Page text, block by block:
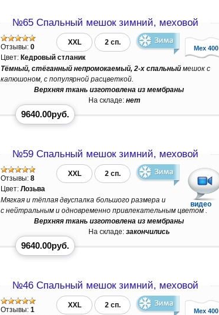
Мех 400
№65 Спальный мешок зимний, меховой
Отзывы: 0
XXL
2 сп.
Цвет: Кедровый стланик
Тёмный, стёганный непромокаемый, 2-х спальный мешок с
капюшоном, с популярной расцветкой.
Верхняя ткань изготовлена из мембраны
На складе: нет
9640.00руб.
видео
№59 Спальный мешок зимний, меховой
Отзывы: 8
XXL
2 сп.
Цвет: Лозьва
Мягкая и тёплая двуспалка большого размера и
с нейтральным и одновременно привлекательным цветом .
Верхняя ткань изготовлена из мембраны
На складе: закончились
9640.00руб.
Мех 400
№46 Спальный мешок зимний, меховой
Отзывы: 1
XXL
2 сп.